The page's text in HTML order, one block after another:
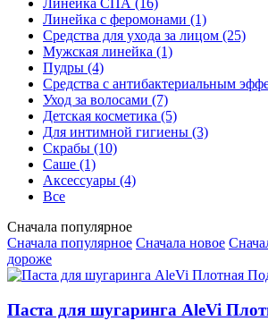
Линейка СПА (16)
Линейка с феромонами (1)
Средства для ухода за лицом (25)
Мужская линейка (1)
Пудры (4)
Средства с антибактериальным
Уход за волосами (7)
Детская косметика (5)
Для интимной гигиены (3)
Скрабы (10)
Саше (1)
Аксессуары (4)
Все
Сначала популярное
Сначала популярное Сначала новое
дороже
Паста для шугаринга AleVi